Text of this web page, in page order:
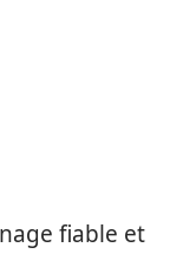
fiable et